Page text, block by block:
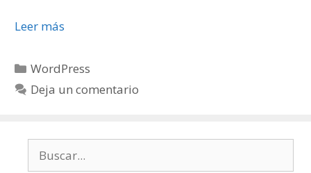
Leer más
WordPress
Deja un comentario